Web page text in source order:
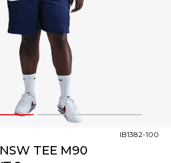
2
TEE M90
IB1382-100